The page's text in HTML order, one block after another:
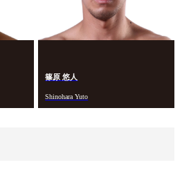
篠原 悠人
Shinohara Yuto